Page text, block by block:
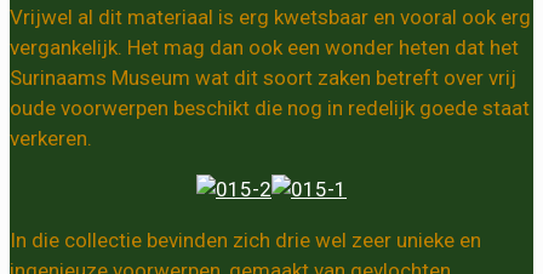
Vrijwel al dit materiaal is erg kwetsbaar en vooral ook erg
vergankelijk. Het mag dan ook een wonder heten dat het
Surinaams Museum wat dit soort zaken betreft over vrij
oude voorwerpen beschikt die nog in redelijk goede staat
verkeren.
In die collectie bevinden zich drie wel zeer unieke en